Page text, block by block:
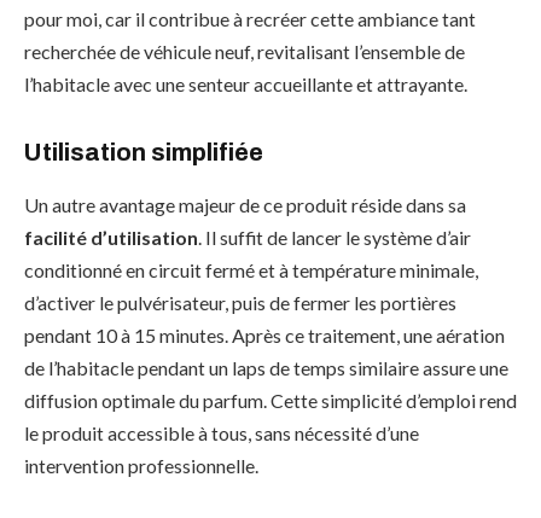
pour moi, car il contribue à recréer cette ambiance tant
recherchée de véhicule neuf, revitalisant l’ensemble de
l’habitacle avec une senteur accueillante et attrayante.
Utilisation simplifiée
Un autre avantage majeur de ce produit réside dans sa
facilité d’utilisation. Il suffit de lancer le système d’air
conditionné en circuit fermé et à température minimale,
d’activer le pulvérisateur, puis de fermer les portières
pendant 10 à 15 minutes. Après ce traitement, une aération
de l’habitacle pendant un laps de temps similaire assure une
diffusion optimale du parfum. Cette simplicité d’emploi rend
le produit accessible à tous, sans nécessité d’une
intervention professionnelle.